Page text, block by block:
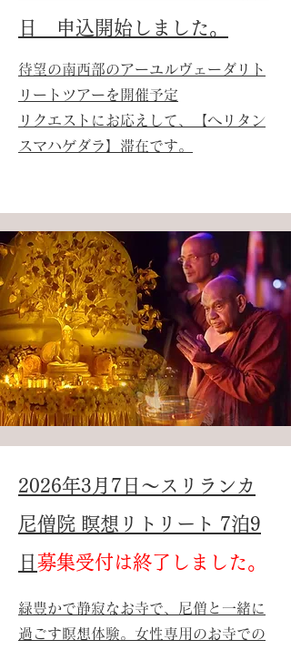
日 申込開始しました。
待望の南西部のアーユルヴェーダリト
リートツアーを​開催予定
​リクエストにお応えして、【ヘリタン
スマハゲダラ】滞在です。
2026年3月7日～スリランカ
尼僧院 瞑想リトリート 7泊9
日募集受付は終了しました。
緑豊かで静寂なお寺で、尼僧と一緒に
過ごす瞑想体験。女性専用のお寺での